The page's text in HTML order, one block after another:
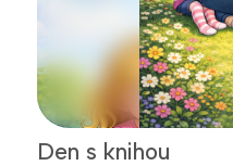
Den s knihou